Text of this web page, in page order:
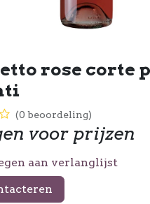
rose corte
(0 beoordeling)
voor prijzen
aan verlanglijst